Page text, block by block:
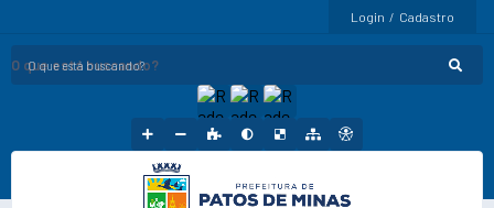
Login / Cadastro
O que está buscando?